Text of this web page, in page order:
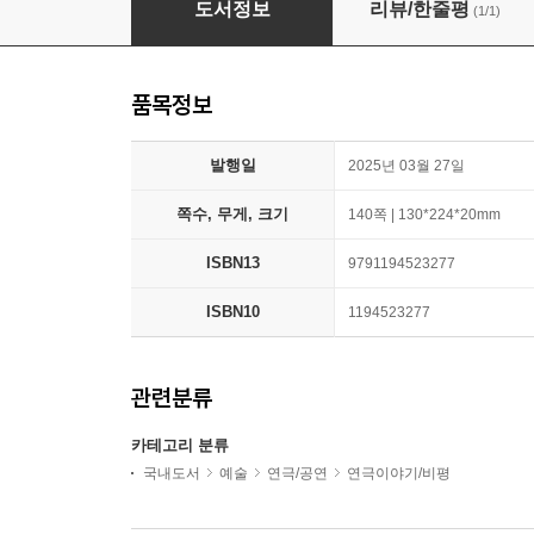
도서정보 리뷰/한줄평 (1/1)
품목정보
발행일 2025년 03월 27일
쪽수, 무게, 크기 140쪽 | 130*224*20mm
ISBN13 9791194523277
ISBN10 1194523277
관련분류
카테고리 분류
국내도서 예술 연극/공연 연극이야기/비평